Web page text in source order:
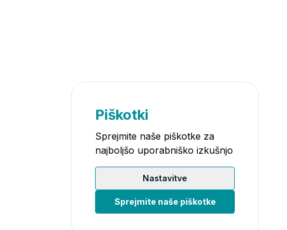
Piškotki
Sprejmite naše piškotke za
najboljšo uporabniško izkušnjo
Nastavitve
Sprejmite naše piškotke